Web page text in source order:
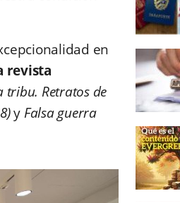
en
revista
tribu. Retratos de
y Falsa guerra